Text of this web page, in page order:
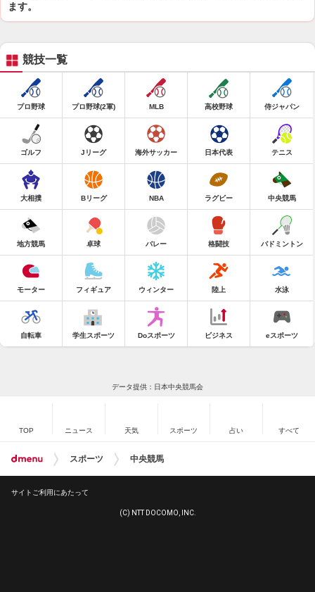
ます。
競技一覧
プロ野球 プロ野球(2軍) MLB 高校野球 侍ジャパン
ゴルフ Jリーグ 海外サッカー 日本代表 テニス
大相撲 Bリーグ NBA ラグビー 中央競馬
地方競馬 卓球 バレー 格闘技 バドミントン
モーター フィギュア ウィンター 陸上 水泳
自転車 学生スポーツ Doスポーツ ビジネス eスポーツ
データ提供：日本中央競馬会
TOP ニュース 天気 スポーツ 占い すべて
スポーツ 中央競馬
サイトご利用にあたって
(C) NTT DOCOMO, INC.